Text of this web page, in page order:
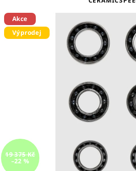
Akce
Výprodej
19 375 Kč
–22 %